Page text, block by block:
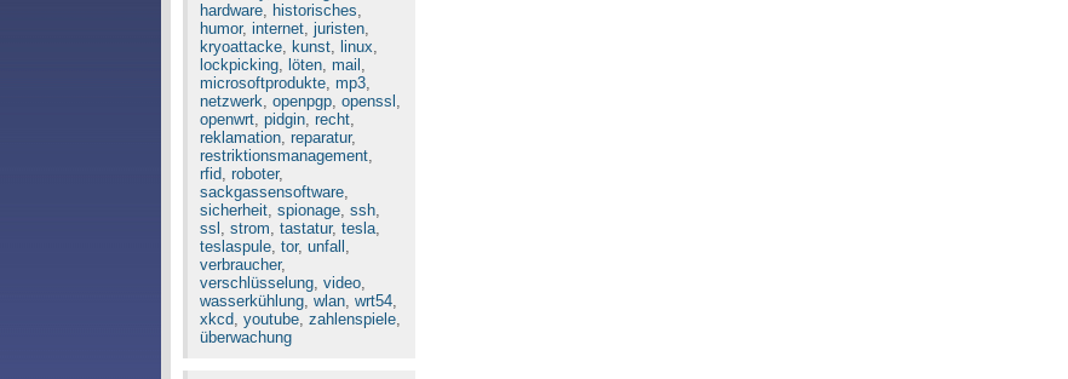
hardware, historisches,
humor, internet, juristen,
kryoattacke, kunst, linux,
lockpicking, löten, mail ,
microsoftprodukte, mp3,
netzwerk, openpgp, openssl ,
openwrt, pidgin, recht,
reklamation, reparatur,
restriktionsmanagement,
rfid, roboter,
sackgassensoftware,
sicherheit, spionage, ssh,
ssl , strom, tastatur, tesla,
teslaspule, tor, unfall ,
verbraucher,
verschlüsselung, video,
wasserkühlung, wlan, wrt54,
xkcd, youtube, zahlenspiele,
überwachung